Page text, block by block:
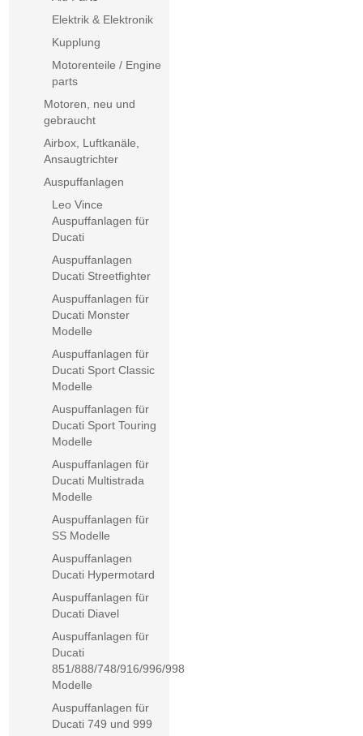
Elektrik & Elektronik
Kupplung
Motorenteile / Engine
parts
Motoren, neu und
gebraucht
Airbox, Luftkanäle,
Ansaugtrichter
Auspuffanlagen
Leo Vince
Auspuffanlagen für
Ducati
Auspuffanlagen
Ducati Streetfighter
Auspuffanlagen für
Ducati Monster
Modelle
Auspuffanlagen für
Ducati Sport Classic
Modelle
Auspuffanlagen für
Ducati Sport Touring
Modelle
Auspuffanlagen für
Ducati Multistrada
Modelle
Auspuffanlagen für
SS Modelle
Auspuffanlagen
Ducati Hypermotard
Auspuffanlagen für
Ducati Diavel
Auspuffanlagen für
Ducati
851/888/748/916/996/998
Modelle
Auspuffanlagen für
Ducati 749 und 999